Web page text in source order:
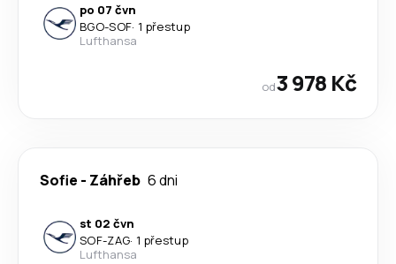
po 07 čvn
BGO-SOF· 1 přestup
Lufthansa
od3 978 Kč
Sofie - Záhřeb 6 dni
st 02 čvn
SOF-ZAG· 1 přestup
Lufthansa